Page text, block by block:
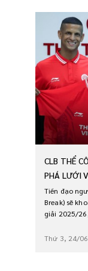
CLB THỂ
PHÁ LƯỚI
Tiền đạo
Break) sẽ
giải 2025/
Thứ 3, 24/